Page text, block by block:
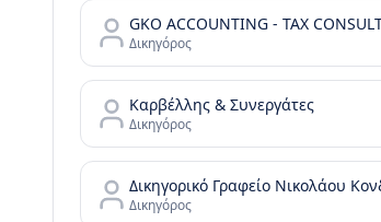
Δικηγόρος
Καρβέλλης & Συνεργάτες
Δικηγόρος
Δικηγόρος